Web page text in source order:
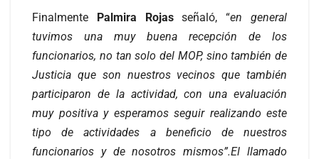
Finalmente Palmira Rojasseñaló, “en general
tuvimos una muy buena recepción de los
funcionarios, no tan solo del MOP, sino también de
Justicia que son nuestros vecinos que también
participaron de la actividad, con una evaluación
muy positiva y esperamos seguir realizando este
tipo de actividades a beneficio de nuestros
funcionarios y de nosotros mismos”.El llamado